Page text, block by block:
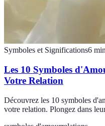
Symboles et Significations6
Les 10 Symboles
Votre Relation
Découvrez les 10 symboles
votre relation. Plongez dans